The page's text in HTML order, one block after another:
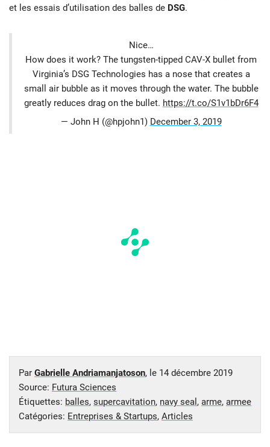
et les essais d’utilisation des balles de DSG.
Nice…
How does it work? The tungsten-tipped CAV-X bullet from
Virginia’s DSG Technologies has a nose that creates a
small air bubble as it moves through the water. The bubble
greatly reduces drag on the bullet. https://t.co/S1v1bDr6F4
— John H (@hpjohn1) December 3, 2019
Par Gabrielle Andriamanjatoson, le 14 décembre 2019
Source: Futura Sciences
Étiquettes: balles, supercavitation, navy seal , arme, armee
Catégories: Entreprises & Startups, Articles